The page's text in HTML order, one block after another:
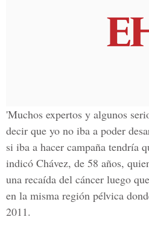
'Muchos expertos y algunos
decir que yo no iba a poder
si iba a hacer campaña tendría
indicó Chávez, de 58 años,
una recaída del cáncer luego
en la misma región pélvica
2011.